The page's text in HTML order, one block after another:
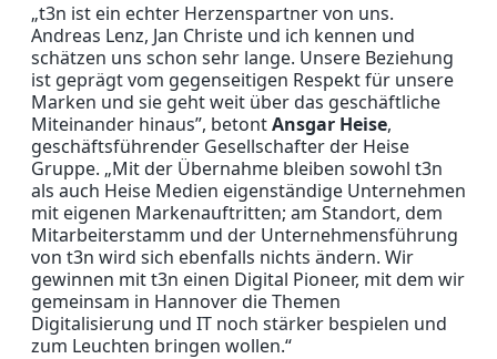
„t3n ist ein echter Herzenspartner von uns.
Andreas Lenz, Jan Christe und ich kennen und
schätzen uns schon sehr lange. Unsere Beziehung
ist geprägt vom gegenseitigen Respekt für unsere
Marken und sie geht weit über das geschäftliche
Miteinander hinaus”, betontAnsgar Heise,
geschäftsführender Gesellschafter der Heise
Gruppe. „Mit der Übernahme bleiben sowohl t3n
als auch Heise Medien eigenständige Unternehmen
mit eigenen Markenauftritten; am Standort, dem
Mitarbeiterstamm und der Unternehmensführung
von t3n wird sich ebenfalls nichts ändern. Wir
gewinnen mit t3n einen Digital Pioneer, mit dem wir
gemeinsam in Hannover die Themen
Digitalisierung und IT noch stärker bespielen und
zum Leuchten bringen wollen.“